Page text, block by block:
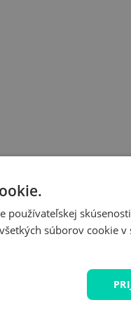
používateľskej
súborov cookie v